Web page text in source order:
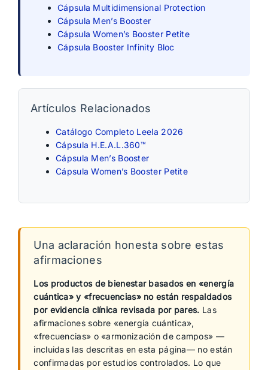
Cápsula Multidimensional Protection
Cápsula Men’s Booster
Cápsula Women’s Booster Petite
Cápsula Booster Infinity Bloc
Artículos Relacionados
Catálogo Completo Leela 2026
Cápsula H.E.A.L.360™
Cápsula Men’s Booster
Cápsula Women’s Booster Petite
Una aclaración honesta sobre estas
afirmaciones
Los productos de bienestar basados en «energía
cuántica» y «frecuencias» no están respaldados
por evidencia clínica revisada por pares. Las
afirmaciones sobre «energía cuántica»,
«frecuencias» o «armonización de campos» —
incluidas las descritas en esta página— no están
confirmadas por estudios controlados. Lo que